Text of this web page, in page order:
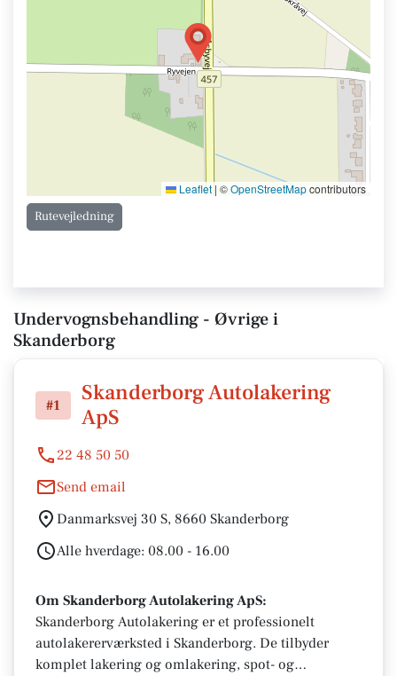
Leaflet | ©OpenStreetMapcontributors
Rutevejledning
Undervognsbehandling - Øvrige i
Skanderborg
#1
Skanderborg Autolakering
ApS
22 48 50 50
Send email
Danmarksvej 30 S, 8660 Skanderborg
Alle hverdage: 08.00 - 16.00
Om Skanderborg Autolakering ApS:
Skanderborg Autolakering er et professionelt
autolakererværksted i Skanderborg. De tilbyder
komplet lakering og omlakering, spot- og